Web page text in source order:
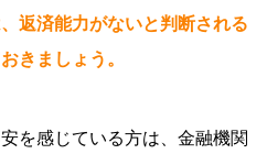
返済能力がないと判断される
きましょう。
を感じている方は、金融機関